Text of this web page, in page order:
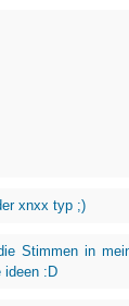
xnxx typ ;)
Stimmen in
ideen :D